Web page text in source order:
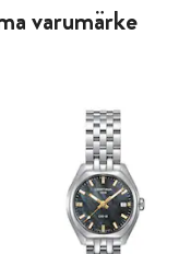
varumärke